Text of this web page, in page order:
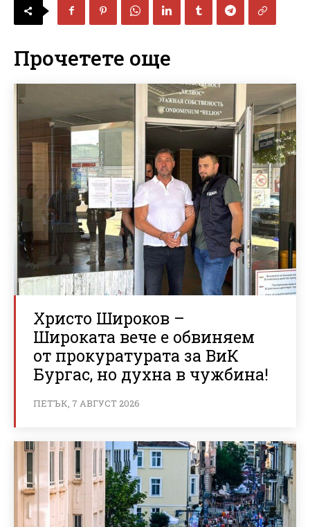
Прочетете още
Христо Широков –
Широката вече е обвиняем
от прокуратурата за ВиК
Бургас, но духна в чужбина!
ПЕТЪК, 7 АВГУСТ 2026